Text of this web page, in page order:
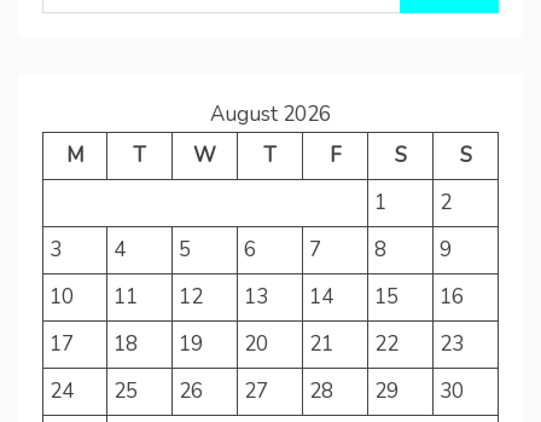
for:
August 2026
M
T W T F S
S
1
2
3
4 5 6 7 8
9
10
11 12 13 14 15
16
17
18 19 20 21 22
23
24
25 26 27 28 29
30